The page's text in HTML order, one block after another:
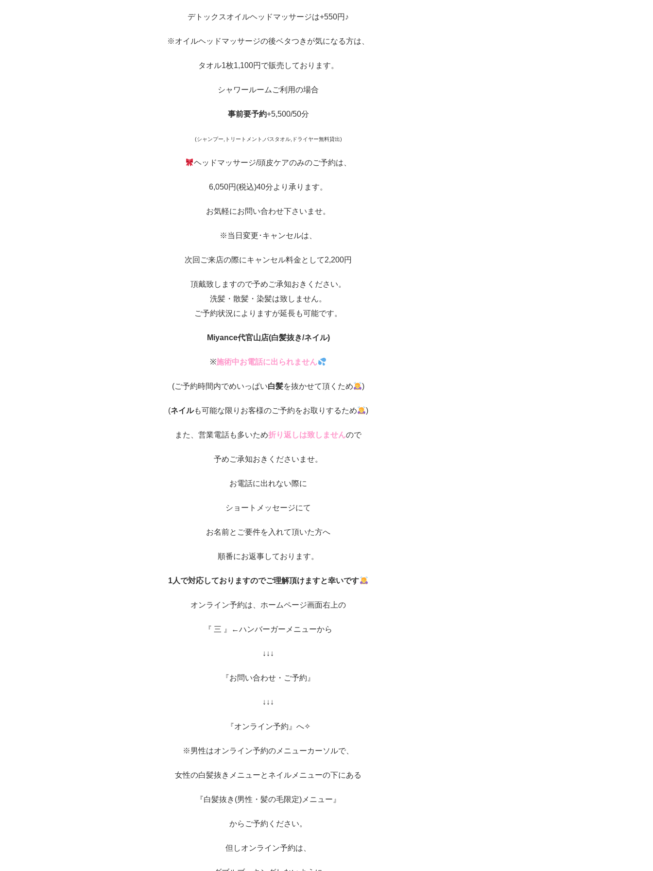
デトックスオイルヘッドマッサージは+550円♪
※オイルヘッドマッサージの後ベタつきが気になる方は、
タオル1枚1,100円で販売しております。
シャワールームご利用の場合
事前要予約+5,500/50分
(シャンプー,トリートメント,バスタオル,ドライヤー無料貸出)
ヘッドマッサージ/頭皮ケアのみのご予約は、
6,050円(税込)40分より承ります。
お気軽にお問い合わせ下さいませ。
※当日変更･キャンセルは、
次回ご来店の際にキャンセル料金として2,200円
頂戴致しますので予めご承知おきください。
洗髪・散髪・染髪は致しません。
ご予約状況によりますが延長も可能です。
Miyance代官山店(白髪抜き/ネイル)
※施術中お電話に出られません
(ご予約時間内でめいっぱい白髪を抜かせて頂くため )
(ネイルも可能な限りお客様のご予約をお取りするため )
また、営業電話も多いため折り返しは致しませんので
予めご承知おきくださいませ。
お電話に出れない際に
ショートメッセージにて
お名前とご要件を入れて頂いた方へ
順番にお返事しております。
1人で対応しておりますのでご理解頂けますと幸いです
オンライン予約は、ホームページ画面右上の
『 三 』←ハンバーガーメニューから
↓↓↓
『お問い合わせ・ご予約』
↓↓↓
『オンライン予約』へ✧︎
※男性はオンライン予約のメニューカーソルで、
女性の白髪抜きメニューとネイルメニューの下にある
『白髪抜き(男性・髪の毛限定)メニュー』
からご予約ください。
但しオンライン予約は、